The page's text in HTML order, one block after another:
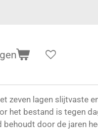
zeven lagen slijtvaste
het bestand is tegen
door de jaren